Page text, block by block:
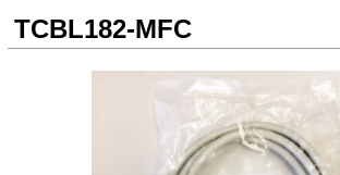
各種ダウンロード
お客様サポート
TCBL182-MFC